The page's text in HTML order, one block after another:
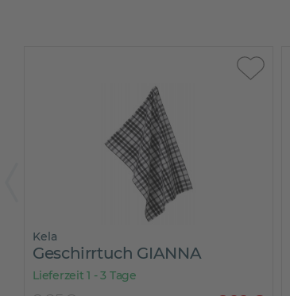
Kela
Geschirrtuch GIANNA
Lieferzeit 1 - 3 Tage